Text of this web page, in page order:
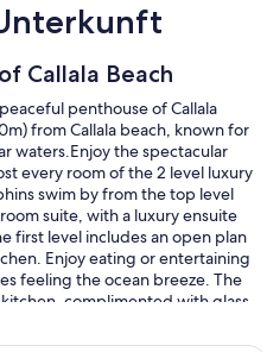
Callala Beach
penthouse of Callala
from Callala beach, known for
waters.Enjoy the spectacular
every room of the 2 level luxury
swim by from the top level
suite, with a luxury ensuite
first level includes an open plan
Enjoy eating or entertaining
feeling the ocean breeze. The
complimented with glass
3 spacious bedrooms with